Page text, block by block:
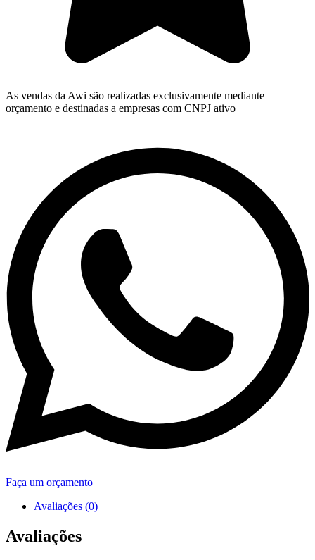
As vendas da Awi são realizadas exclusivamente mediante
orçamento e destinadas a empresas com CNPJ ativo
Faça um orçamento
Avaliações (0)
Avaliações